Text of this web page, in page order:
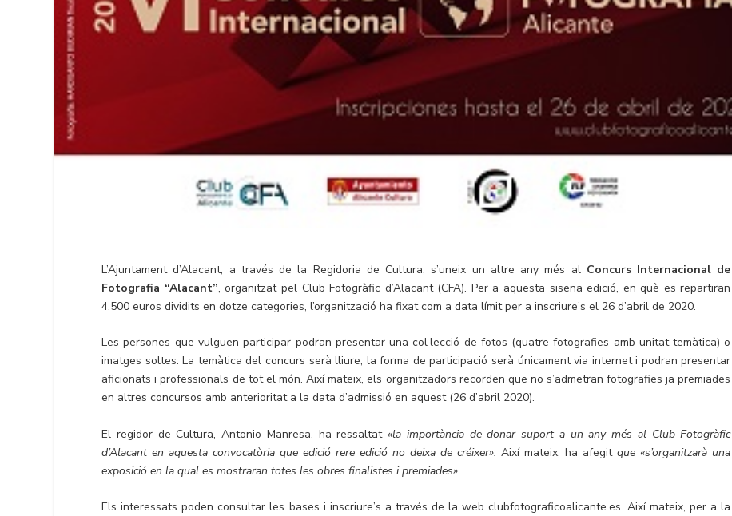
L’Ajuntament d’Alacant, a través de la Regidoria de Cultura, s’uneix un altre any més al Concurs Internacional de
Fotografia “Alacant”, organitzat pel Club Fotogràfic d’Alacant (CFA). Per a aquesta sisena edició, en què es repartiran
4.500 euros dividits en dotze categories, l’organització ha fixat com a data límit per a inscriure’s el 26 d’abril de 2020.
Les persones que vulguen participar podran presentar una col·lecció de fotos (quatre fotografies amb unitat temàtica) o
imatges soltes. La temàtica del concurs serà lliure, la forma de participació serà únicament via internet i podran presentar
aficionats i professionals de tot el món. Així mateix, els organitzadors recorden que no s’admetran fotografies ja premiades
en altres concursos amb anterioritat a la data d’admissió en aquest (26 d’abril 2020).
El regidor de Cultura, Antonio Manresa, ha ressaltat «la importància de donar suport a un any més al Club Fotogràfic
d’Alacant en aquesta convocatòria que edició rere edició no deixa de créixer». Així mateix, ha afegitque «s’organitzarà una
exposició en la qual es mostraran totes les obres finalistes i premiades».
Els interessats poden consultar les bases i inscriure’s a través de la web clubfotograficoalicante.es. Així mateix, per a la